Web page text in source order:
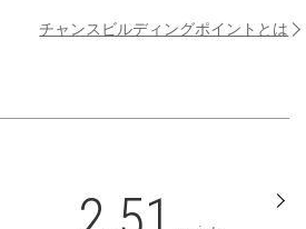
チャンスビルディングポイントとは